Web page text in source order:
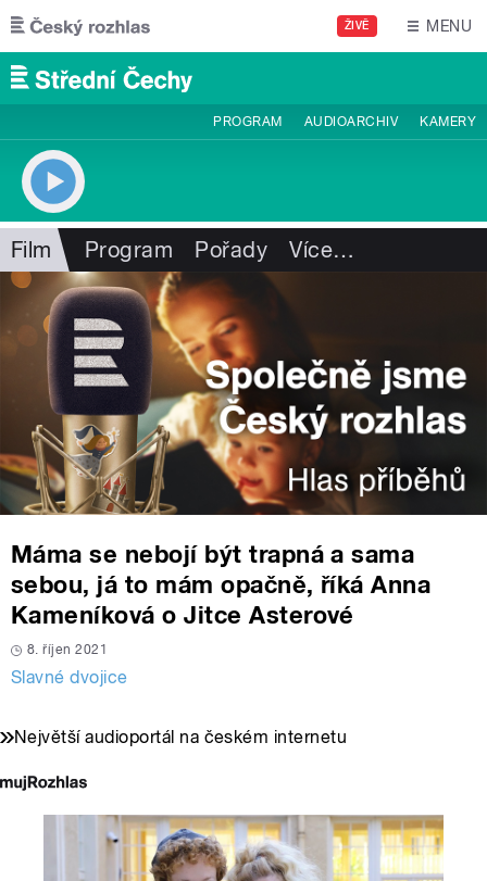
Přejít k hlavnímu obsahu
ŽIVĚ MENU
PROGRAM AUDIOARCHIV KAMERY
Film Program Pořady Více…
Máma se nebojí být trapná a sama
sebou, já to mám opačně, říká Anna
Kameníková o Jitce Asterové
8. říjen 2021
Slavné dvojice
Největší audioportál na českém internetu